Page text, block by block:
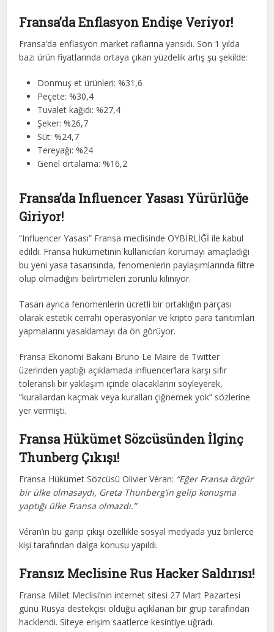
Fransa’da Enflasyon Endişe Veriyor!
Fransa’da enflasyon market raflarına yansıdı. Son 1 yılda
bazı ürün fiyatlarında ortaya çıkan yüzdelik artış şu şekilde:
Donmuş et ürünleri: %31,6
Peçete: %30,4
Tuvalet kağıdı: %27,4
Şeker: %26,7
Süt: %24,7
Tereyağı: %24
Genel ortalama: %16,2
Fransa’da Influencer Yasası Yürürlüğe
Giriyor!
“Influencer Yasası” Fransa meclisinde OYBİRLİĞİ ile kabul
edildi. Fransa hükümetinin kullanıcıları korumayı amaçladığı
bu yeni yasa tasarısında, fenomenlerin paylaşımlarında filtre
olup olmadığını belirtmeleri zorunlu kılınıyor.
Tasarı ayrıca fenomenlerin ücretli bir ortaklığın parçası
olarak estetik cerrahi operasyonlar ve kripto para tanıtımları
yapmalarını yasaklamayı da ön görüyor.
Fransa Ekonomi Bakanı Bruno Le Maire de Twitter
üzerinden yaptığı açıklamada influencer’lara karşı sıfır
toleranslı bir yaklaşım içinde olacaklarını söyleyerek,
“kurallardan kaçmak veya kuralları çiğnemek yok” sözlerine
yer vermişti.
Fransa Hükümet Sözcüsünden İlginç
Thunberg Çıkışı!
Fransa Hükümet Sözcüsü Olivier Véran: “Eğer Fransa özgür
bir ülke olmasaydı, Greta Thunberg’in gelip konuşma
yaptığı ülke Fransa olmazdı.”
Véran’ın bu garip çıkışı özellikle sosyal medyada yüz binlerce
kişi tarafından dalga konusu yapıldı.
Fransız Meclisine Rus Hacker Saldırısı!
Fransa Millet Meclisi’nin internet sitesi 27 Mart Pazartesi
günü Rusya destekçisi olduğu açıklanan bir grup tarafından
hacklendi. Siteye erişim saatlerce kesintiye uğradı.